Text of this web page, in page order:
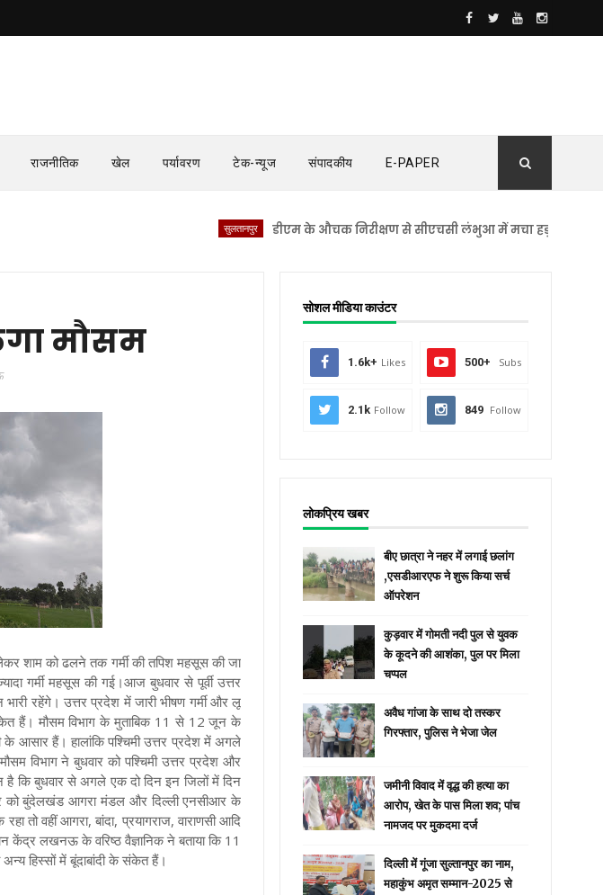
राजनीतिक खेल पर्यावरण टेक-न्यूज संपादकीय E-PAPER
डीएम के औचक निरीक्षण से सीएचसी लंभुआ में मचा हड़कंप
मौसम
शाम को ढलने तक गर्मी की तपिश महसूस की जा
गर्मी महसूस की गई।आज बुधवार से पूर्वी उत्तर
भारी रहेंगे।उत्तर प्रदेश में जारी भीषण गर्मी और लू
हैं। मौसम विभाग के मुताबिक 11 से 12 जून के
आसार हैं। हालांकि पश्चिमी उत्तर प्रदेश में अगले
मौसम विभाग ने बुधवार को पश्चिमी उत्तर प्रदेश और
है कि बुधवार से अगले एक दो दिन इन जिलों में दिन
को बुंदेलखंड आगरा मंडल और दिल्ली एनसीआर के
तो वहीं आगरा, बांदा, प्रयागराज, वाराणसी आदि
केंद्र लखनऊ के वरिष्ठ वैज्ञानिक ने बताया कि 11
हिस्सों में बूंदाबांदी के संकेत हैं।
सोशल मीडिया काउंटर
1.6k+ Likes 500+ Subs
2.1k Follow 849 Follow
लोकप्रिय खबर
बीए छात्रा ने नहर में लगाई छलांग
,एसडीआरएफ ने शुरू किया सर्च
ऑपरेशन
कुड़वार में गोमती नदी पुल से युवक
के कूदने की आशंका, पुल पर मिला
चप्पल
अवैध गांजा के साथ दो तस्कर
गिरफ्तार, पुलिस ने भेजा जेल
जमीनी विवाद में वृद्ध की हत्या का
आरोप, खेत के पास मिला शव; पांच
नामजद पर मुकदमा दर्ज
दिल्ली में गूंजा सुल्तानपुर का नाम,
महाकुंभ अमृत सम्मान-2025 से